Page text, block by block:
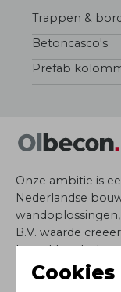
Cookies
Trappen &
Betoncasco's
Prefab
Onze ambitie is
Nederlandse
B.V. waarde
betrokken